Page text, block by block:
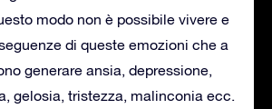
modo non è possibile vivere e
di queste emozioni che a
generare ansia, depressione,
gelosia, tristezza, malinconia ecc.